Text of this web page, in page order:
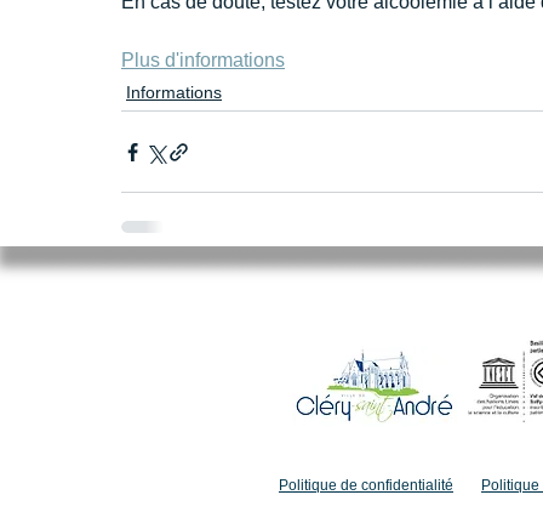
Plus d'informations
Informations
Politique de confidentialité